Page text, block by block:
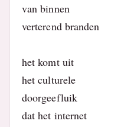
van binnen
verterend branden
het komt uit
het culturele
doorgeefluik
dat het internet